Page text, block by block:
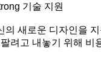
기술 지원
의 새로운 디자인을
려고 내놓기 위해 비